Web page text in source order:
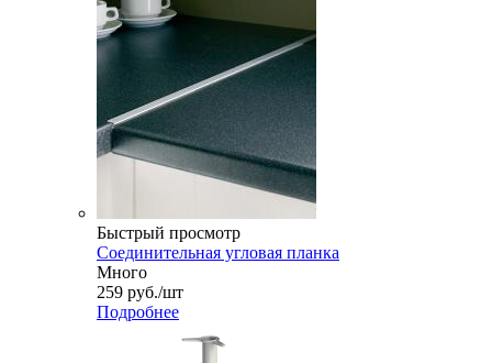
Быстрый просмотр
Соединительная угловая планка
Много
259 руб./шт
Подробнее